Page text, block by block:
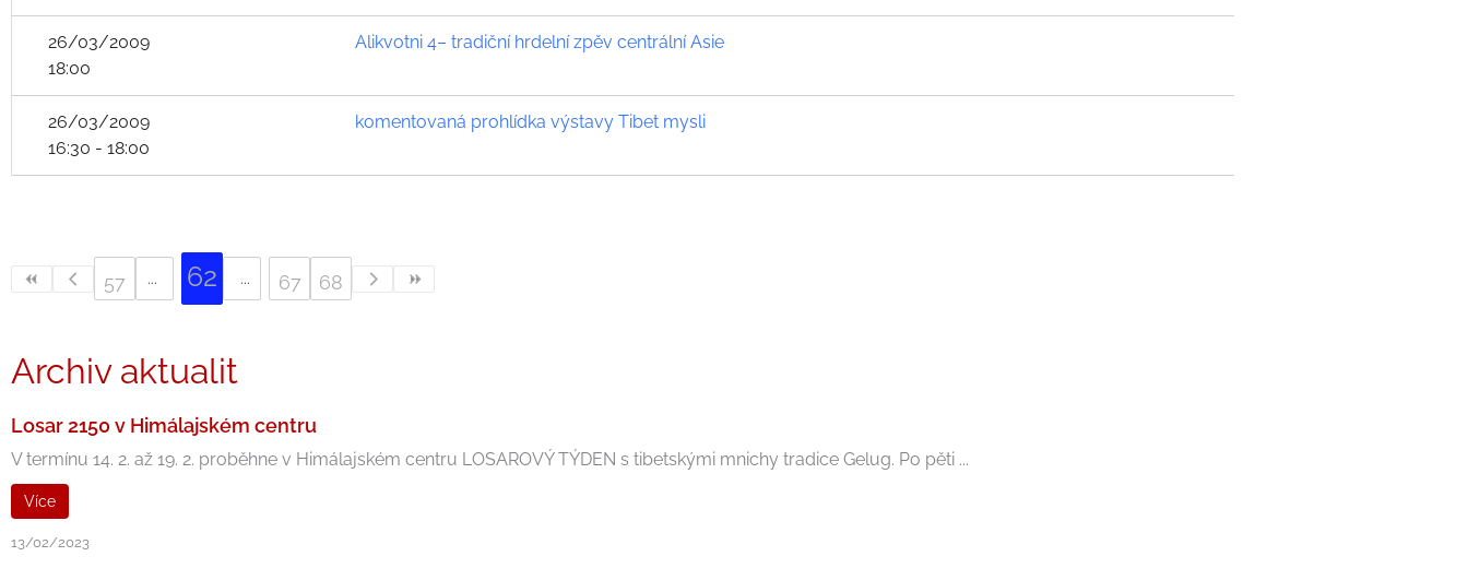
26/03/2009
18:00
Alikvotni 4– tradiční hrdelní zpěv centrální Asie
26/03/2009
16:30 - 18:00
komentovaná prohlídka výstavy Tibet mysli
57 62 67 68
Archiv aktualit
Losar 2150 v Himálajském centru
V termínu 14. 2. až 19. 2. proběhne v Himálajském centru LOSAROVÝ TÝDEN s tibetskými mnichy tradice Gelug. Po pěti ...
Více
13/02/2023